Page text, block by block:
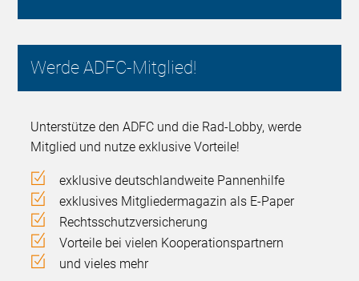
Werde ADFC-Mitglied!
Unterstütze den ADFC und die Rad-Lobby, werde
Mitglied und nutze exklusive Vorteile!
exklusive deutschlandweite Pannenhilfe
exklusives Mitgliedermagazin als E-Paper
Rechtsschutzversicherung
Vorteile bei vielen Kooperationspartnern
und vieles mehr